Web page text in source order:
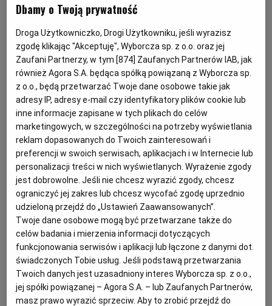
SOST, DIPY I INNE DODATKI
KUCHNIA INDYJSKA
KUCHNIA HISZPAŃSKA
KUCHNIA NIEMIECKA
GORZÓW WIELKOPOLSKI
KALISZ
KATOWICE
KIELCE
KOSZALIN
KRAKÓW
LUBLIN
ŁÓDŹ
TYLKO ZDROWIE
KSIĄŻKI. MAGAZYN DO CZYTANIA
NASZA EUROPA
SŁÓWKA. MAGAZYN O JĘZYKU
JUTRONAUCI
ARCHIWUM
INNE SERWISY
GAZETA.PL
TOK FM
SPORT.PL
PUBLIO.PL
KULTURALNYSKLEP.PL
ketchup składa się przede wszystkim z pomidorów,
przypraw i - tego się nie da uniknąć - cukru i octu,
zwykle jest tam też cebula.
- Jeżeli do ketchupu nie dodalibyśmy cukru, octu oraz
przypraw, smakowałby jak przecier pomidorowy -
wyjaśnia dr Iwona Ścibisz z Zakładu Technologii
Owoców i Warzyw warszawskiej SGGW. Podkreśla też,
że najlepsze są produkty z jak największą zawartością
pomidorów, które są źródłem przeciwutleniaczy,
szczególnie likopenu oraz witaminy C i soli
mineralnych. - Myślę, że powinniśmy natomiast
unikać ketchupów, które zawierają konserwanty. Ale też
jeżeli wybierzemy ketchup bez nich, musimy
koniecznie zastosować się do wskazówek producenta
dotyczących warunków przechowywania. Warto też
unikać produktów z wzmacniaczami smaku,
szczególnie, gdy ketchup kupujemy dla dzieci.
Dbamy o Twoją prywatność
Droga Użytkowniczko, Drogi Użytkowniku, jeśli wyrazisz
zgodę klikając "Akceptuję", Wyborcza sp. z o.o. oraz jej
Zaufani Partnerzy, w tym [874] Zaufanych Partnerów IAB, jak
również Agora S.A. będąca spółką powiązaną z Wyborcza sp.
z o.o., będą przetwarzać Twoje dane osobowe takie jak
adresy IP, adresy e-mail czy identyfikatory plików cookie lub
inne informacje zapisane w tych plikach do celów
marketingowych, w szczególności na potrzeby wyświetlania
reklam dopasowanych do Twoich zainteresowań i
preferencji w swoich serwisach, aplikacjach i w Internecie lub
personalizacji treści w nich wyświetlanych. Wyrażenie zgody
jest dobrowolne. Jeśli nie chcesz wyrazić zgody, chcesz
ograniczyć jej zakres lub chcesz wycofać zgodę uprzednio
udzieloną przejdź do „Ustawień Zaawansowanych”.
Twoje dane osobowe mogą być przetwarzane także do
celów badania i mierzenia informacji dotyczących
funkcjonowania serwisów i aplikacji lub łączone z danymi dot.
świadczonych Tobie usług. Jeśli podstawą przetwarzania
Twoich danych jest uzasadniony interes Wyborcza sp. z o.o.,
jej spółki powiązanej – Agora S.A. – lub Zaufanych Partnerów,
masz prawo wyrazić sprzeciw. Aby to zrobić przejdź do